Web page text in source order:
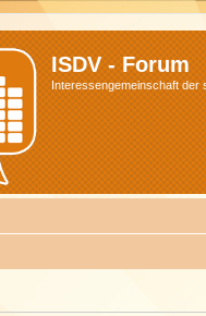
ISDV - Forum
Interessengemeinschaft der